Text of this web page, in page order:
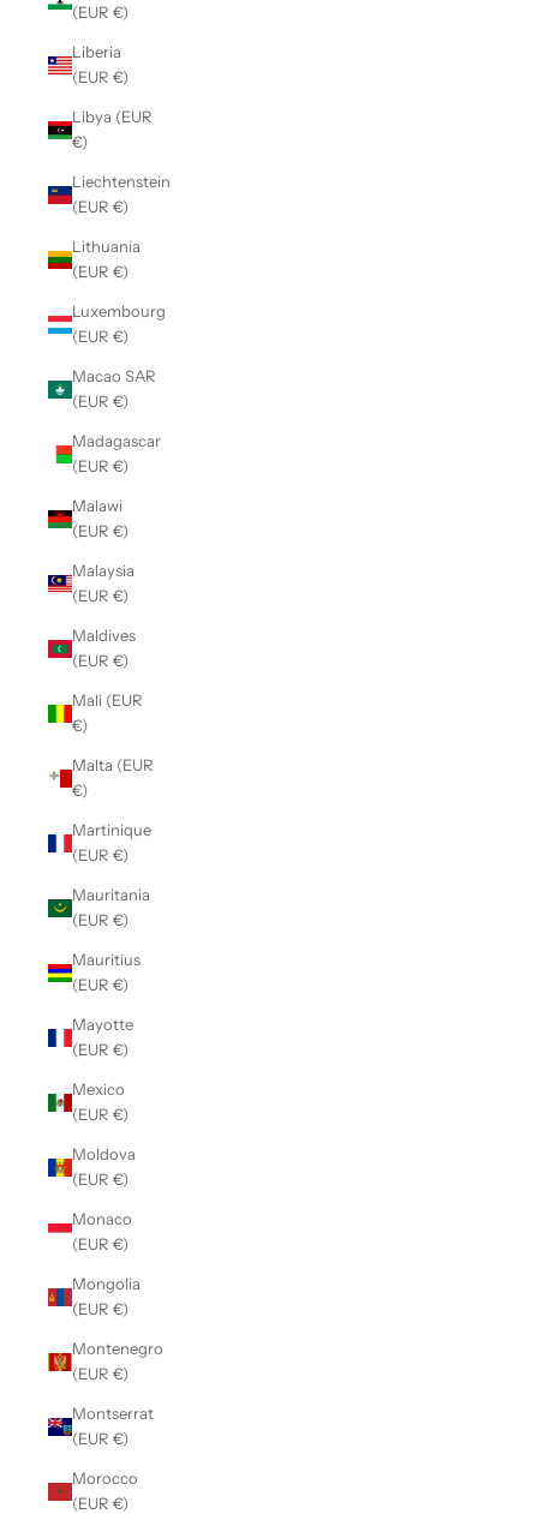
(EUR €)
Liberia
(EUR €)
Libya (EUR
€)
Liechtenstein
(EUR €)
Lithuania
(EUR €)
Luxembourg
(EUR €)
Macao SAR
(EUR €)
Madagascar
(EUR €)
Malawi
(EUR €)
Malaysia
(EUR €)
Maldives
(EUR €)
Mali (EUR
€)
Malta (EUR
€)
Martinique
(EUR €)
Mauritania
(EUR €)
Mauritius
(EUR €)
Mayotte
(EUR €)
Mexico
(EUR €)
Moldova
(EUR €)
Monaco
(EUR €)
Mongolia
(EUR €)
Montenegro
(EUR €)
Montserrat
(EUR €)
Morocco
(EUR €)